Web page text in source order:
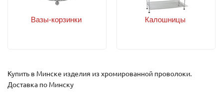
Вазы-корзинки Калошницы
Купить в Минске изделия из хромированной проволоки.
Доставка по Минску